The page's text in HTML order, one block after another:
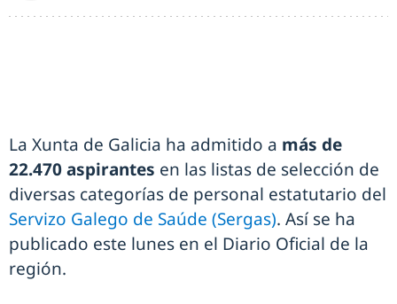
La Xunta de Galicia ha admitido a más de
22.470 aspirantes en las listas de selección de
diversas categorías de personal estatutario del
Servizo Galego de Saúde (Sergas). Así se ha
publicado este lunes en el Diario Oficial de la
región.